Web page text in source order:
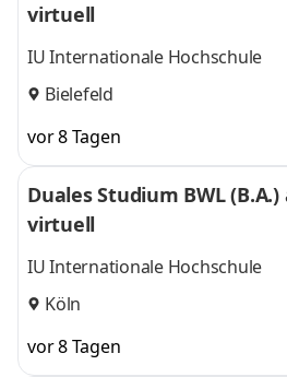
virtuell
IU Internationale Hochschule
Bielefeld
vor 8 Tagen
Duales Studium BWL
virtuell
IU Internationale Hochschule
Köln
vor 8 Tagen